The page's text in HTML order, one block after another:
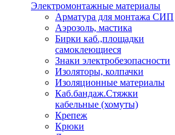
Электромонтажные материалы
Арматура для монтажа СИП
Аэрозоль, мастика
Бирки каб.,площадки
самоклеющиеся
Знаки электробезопасности
Изоляторы, колпачки
Изоляционные материалы
Каб.бандаж.Стяжки
кабельные (хомуты)
Крепеж
Крюки